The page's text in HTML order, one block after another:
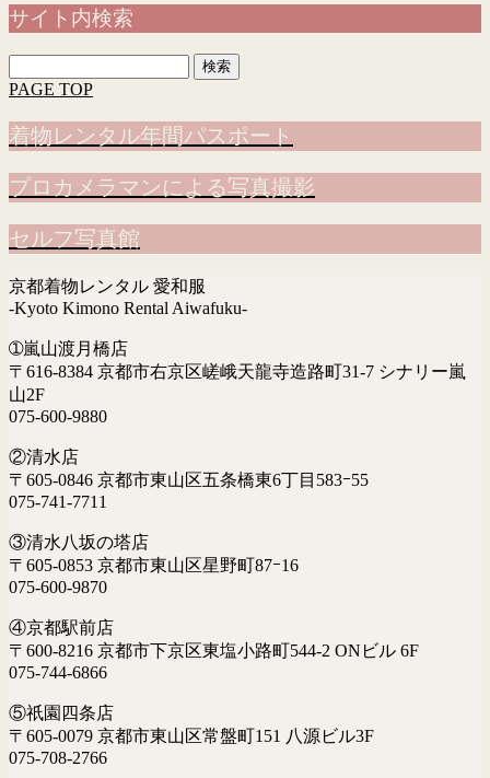
サイト内検索
索:
PAGE TOP
着物レンタル年間パスポート
プロカメラマンによる写真撮影
セルフ写真館
京都着物レンタル 愛和服
-Kyoto Kimono Rental Aiwafuku-
➀嵐山渡月橋店
〒616-8384 京都市右京区嵯峨天龍寺造路町31-7 シナリー嵐
山2F
075-600-9880
②清水店
〒605-0846 京都市東山区五条橋東6丁目583ｰ55
075-741-7711
③清水八坂の塔店
〒605-0853 京都市東山区星野町87ｰ16
075-600-9870
④京都駅前店
〒600-8216 京都市下京区東塩小路町544-2 ONビル 6F
075-744-6866
⑤祇園四条店
〒605-0079 京都市東山区常盤町151 八源ビル3F
075-708-2766